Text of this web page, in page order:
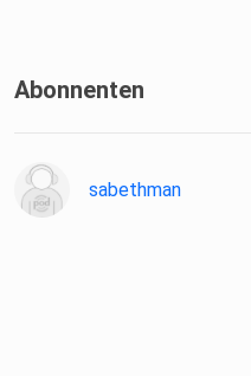
Abonnenten
sabethman